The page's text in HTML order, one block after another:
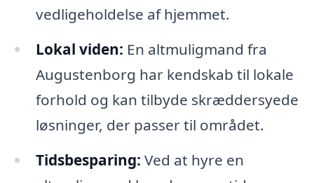
vedligeholdelse af hjemmet.
Lokal viden: En altmuligmand fra
Augustenborg har kendskab til lokale
forhold og kan tilbyde skræddersyede
løsninger, der passer til området.
Tidsbesparing: Ved at hyre en